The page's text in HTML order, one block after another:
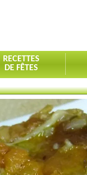
RECETTES
DE FÊTES